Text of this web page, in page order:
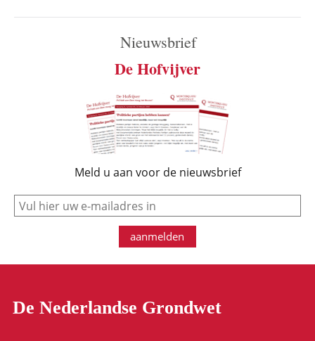
Nieuwsbrief
De Hofvijver
Meld u aan voor de nieuwsbrief
e-mail
aanmelden
De Nederlandse Grondwet